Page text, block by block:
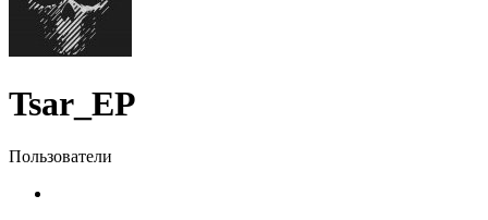
Tsar_EP
Пользователи